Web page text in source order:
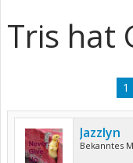
Tris hat
1
Jazzlyn
Bekanntes